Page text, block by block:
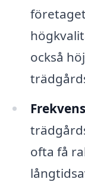
också
ofta få